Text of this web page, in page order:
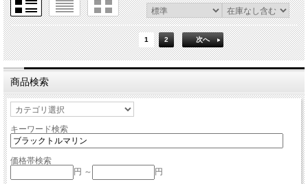
1 2 次へ
商品検索
キーワード検索
価格帯検索
円 ～
円